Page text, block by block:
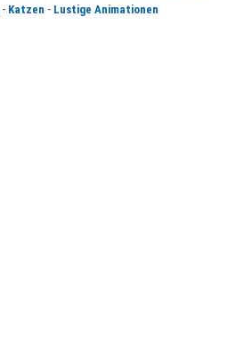
- Katzen - Lustige Animationen